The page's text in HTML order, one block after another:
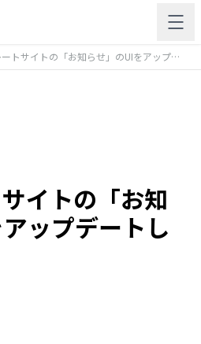
サイトの「お知らせ」のUIをアップデートしました
イトの「お知
ップデートし